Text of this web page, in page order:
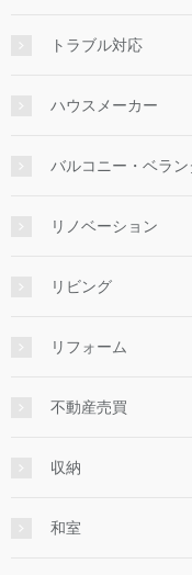
トラブル対応
ハウスメーカー
バルコニー・ベラン
リノベーション
リビング
リフォーム
不動産売買
収納
和室